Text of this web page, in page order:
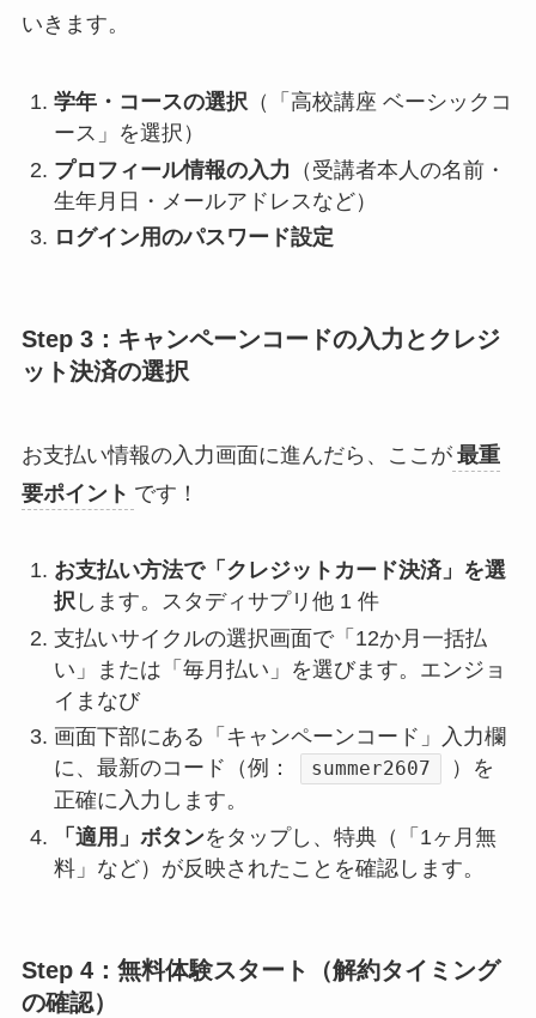
いきます。
学年・コースの選択（「高校講座 ベーシックコ
ース」を選択）
プロフィール情報の入力 （受講者本人の名前・
生年月日・メールアドレスなど）
ログイン用のパスワード設定
Step 3：キャンペーンコードの入力とクレジ
ット決済の選択
お支払い情報の入力画面に進んだら、ここが 最重
要ポイント です！
お支払い方法で「クレジットカード決済」を選
択します。スタディサプリ他 1 件
支払いサイクルの選択画面で「12か月一括払
い」または「毎月払い」を選びます。エンジョ
イまなび
画面下部にある「キャンペーンコード」入力欄
に、最新のコード（例：
summer2607
）を
正確に入力します。
「適用」ボタンをタップし、特典（「1ヶ月無
料」など）が反映されたことを確認します。
Step 4：無料体験スタート（解約タイミング
の確認）